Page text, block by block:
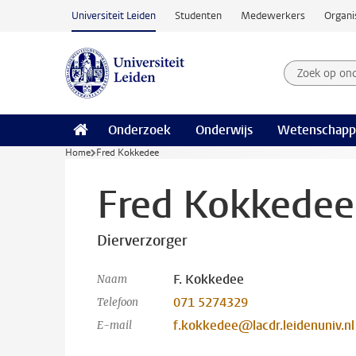
Ga naar hoofdinhoud
Universiteit Leiden Studenten Medewerkers
Zoek op
Zoekterm
Onderzoek Onderwijs
Home Fred Kokkedee
Fred Kokkedee
Dierverzorger
Naam F. Kokkedee
Telefoon 071 5274329
E-mail f.kokkedee@lacdr.leidenuniv.nl